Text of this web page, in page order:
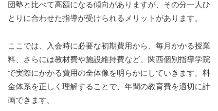
団塾と比べて高額になる傾向がありますが、その分一人ひ
とりに合わせた指導が受けられるメリットがあります。
ここでは、入会時に必要な初期費用から、毎月かかる授業
料、さらには教材費や施設維持費など、関西個別指導学院
で実際にかかる費用の全体像を明らかにしていきます。料
金体系を正しく理解することで、年間の教育費を適切に計
画できます。